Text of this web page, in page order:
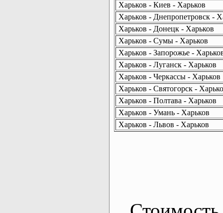
Харьков - Киев - Харьков
Харьков - Днепропетровск -
Харьков - Донецк - Харьков
Харьков - Сумы - Харьков
Харьков - Запорожье -
Харьков - Луганск - Харьков
Харьков - Черкассы - Харьков
Харьков - Святогорск -
Харьков - Полтава - Харьков
Харьков - Умань - Харьков
Харьков - Львов - Харьков